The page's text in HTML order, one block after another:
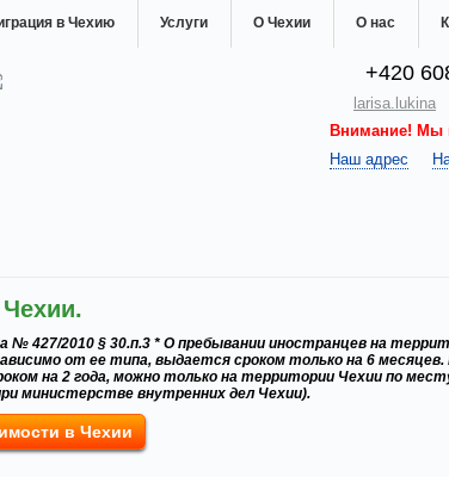
в Чехию Услуги О Чехии О нас
+420
larisa.lukina
Внимание! Мы
Наш адрес
№ 427/2010 § 30.п.3 * О пребывании иностранцев на
от ее типа, выдается сроком только на 6
на 2 года, можно только на территории Чехии по
министерстве внутренних дел Чехии).
в Чехии